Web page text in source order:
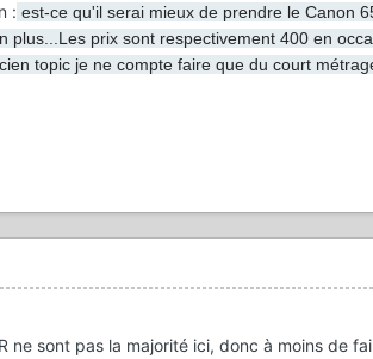
: est-ce qu'il serai mieux de prendre le Canon
plus...Les prix sont respectivement 400 en
topic je ne compte faire que du court
ne sont pas la majorité ici, donc à moins de